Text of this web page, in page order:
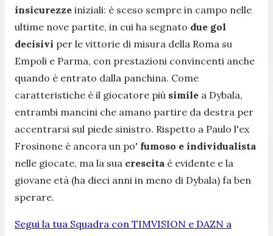
insicurezze iniziali: è sceso sempre in campo nelle
ultime nove partite, in cui ha segnato due gol
decisivi per le vittorie di misura della Roma su
Empoli e Parma, con prestazioni convincenti anche
quando è entrato dalla panchina. Come
caratteristiche è il giocatore più simile a Dybala,
entrambi mancini che amano partire da destra per
accentrarsi sul piede sinistro. Rispetto a Paulo l'ex
Frosinone è ancora un po' fumoso e individualista
nelle giocate, ma la sua crescita è evidente e la
giovane età (ha dieci anni in meno di Dybala) fa ben
sperare.
Segui la tua Squadra con TIMVISION e DAZN a